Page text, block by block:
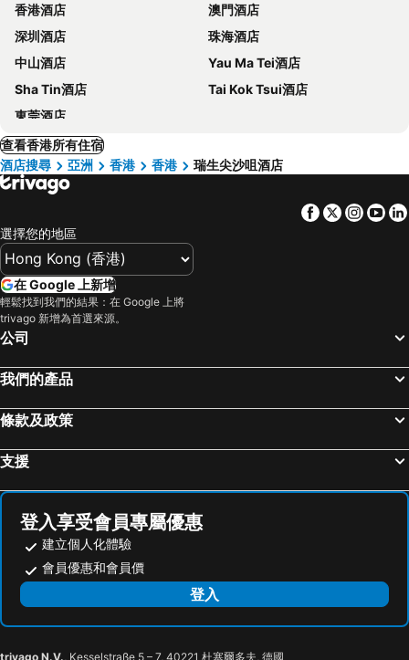
香港酒店
澳門酒店
深圳酒店
珠海酒店
中山酒店
Yau Ma Tei酒店
Sha Tin酒店
Tai Kok Tsui酒店
東莞酒店
查看香港所有住宿
酒店搜尋
亞洲 香港 香港 瑞生尖沙咀酒店
Facebook
Twitter
選擇您的地區
在 Google 上新增
輕鬆找到我們的結果：在 Google 上將
trivago 新增為首選來源。
公司
我們的產品
條款及政策
支援
登入享受會員專屬優惠
建立個人化體驗
會員優惠和會員價
登入
trivago N.V., Kesselstraße 5 – 7, 40221 杜塞爾多夫, 德國